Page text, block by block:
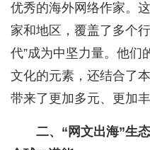
优秀的海外网络作家。
家和地区，覆盖了多个
代”成为中坚力量。他们
文化的元素，还结合了
带来了更加多元、更加
二、“网文出海”生